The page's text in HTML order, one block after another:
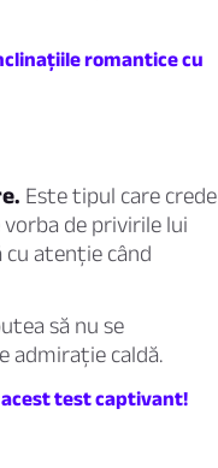
romantice cu
Este tipul care crede
de privirile lui
atenție când
să nu se
admirație caldă.
acest test captivant!